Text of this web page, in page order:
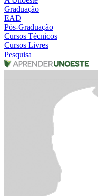
Graduação
EAD
Pós-Graduação
Cursos Técnicos
Cursos Livres
Pesquisa